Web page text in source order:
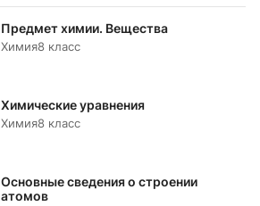
Предмет химии. Вещества
Химия8 класс
Химические уравнения
Химия8 класс
Основные сведения о строении
атомов